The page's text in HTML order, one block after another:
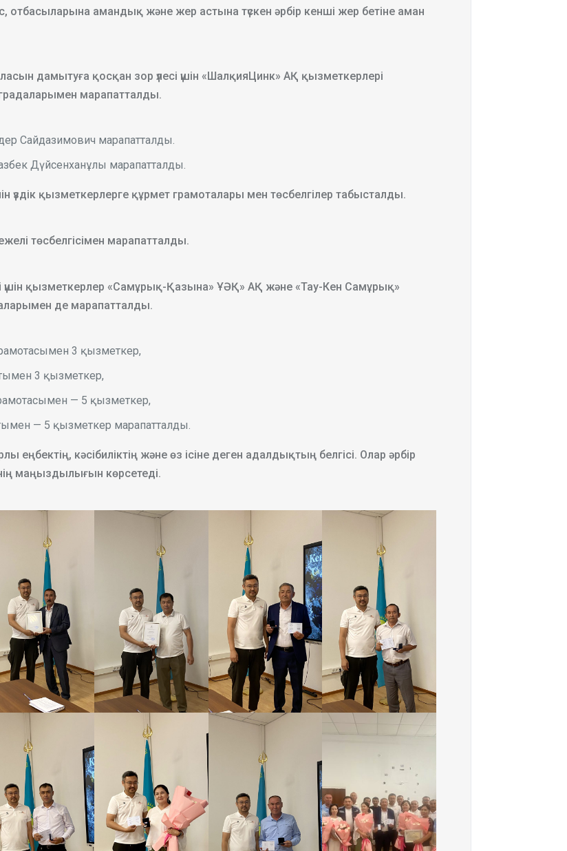
амандық және жер астына түскен әрбір кенші жер бетіне аман
дамытуға қосқан зор үлесі үшін «ШалқияЦинк» АҚ қызметкерлері
марапатталды.
Сайдазимович марапатталды.
Дүйсенханұлы марапатталды.
үздік қызметкерлерге құрмет грамоталары мен төсбелгілер табысталды.
төсбелгісімен марапатталды.
үшін қызметкерлер «Самұрық-Қазына» ҰӘҚ» АҚ және «Тау-Кен Самұрық»
де марапатталды.
3 қызметкер,
3 қызметкер,
— 5 қызметкер,
— 5 қызметкер марапатталды.
кәсібиліктің және өз ісіне деген адалдықтың белгісі. Олар әрбір
маңыздылығын көрсетеді.